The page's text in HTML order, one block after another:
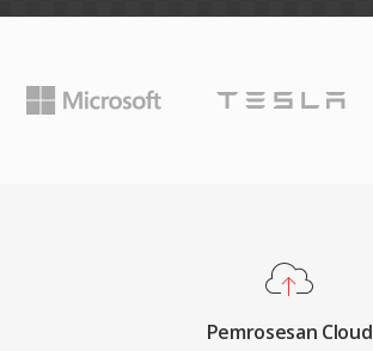
Pemrosesan Cloud